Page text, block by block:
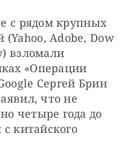
с рядом крупных
Adobe, Dow
взломали
«Операции
Сергей Брин
что не
четыре года до
китайского